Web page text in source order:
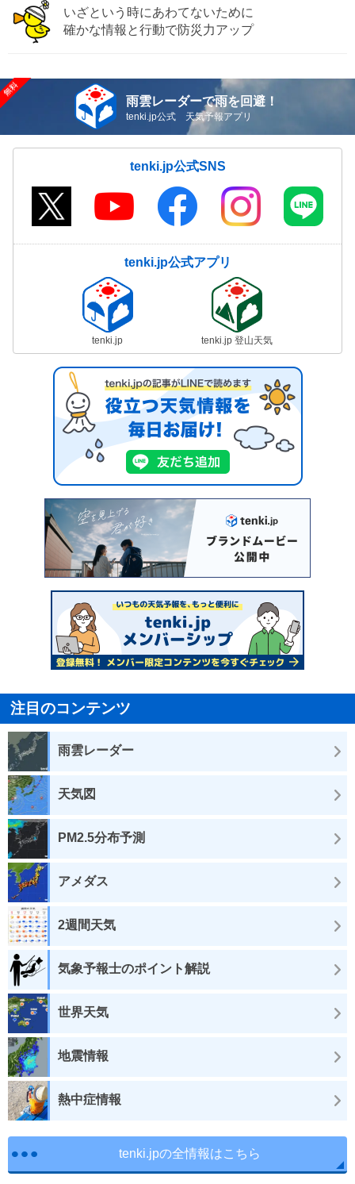
いざという時にあわてないために
確かな情報と行動で防災力アップ
雨雲レーダーで雨を回避！
tenki.jp公式 天気予報アプリ
tenki.jp公式SNS
tenki.jp公式アプリ
tenki.jp tenki.jp 登山天気
注目のコンテンツ
雨雲レーダー
天気図
PM2.5分布予測
アメダス
2週間天気
気象予報士のポイント解説
世界天気
地震情報
熱中症情報
tenki.jpの全情報はこちら